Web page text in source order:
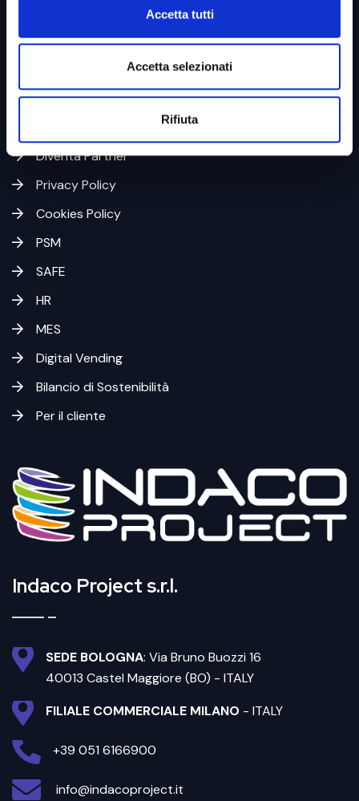
Accetta tutti
Accetta selezionati
Rifiuta
Home
Codice Etico
Diventa Partner
Privacy Policy
Cookies Policy
PSM
SAFE
HR
MES
Digital Vending
Bilancio di Sostenibilità
Per il cliente
Indaco Project s.r.l.
SEDE BOLOGNA: Via Bruno Buozzi 16
40013 Castel Maggiore (BO) - ITALY
FILIALE COMMERCIALE MILANO - ITALY
+39 051 6166900
info@indacoproject.it